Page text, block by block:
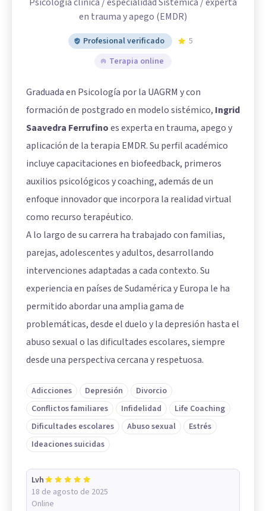
en trauma y apego (EMDR)
Profesional verificado
5
Terapia online
Graduada en Psicología por la UAGRM y con
formación de postgrado en modelo sistémico, Ingrid
Saavedra Ferrufinoes experta en trauma, apego y
aplicación de la terapia EMDR. Su perfil académico
incluye capacitaciones en biofeedback, primeros
auxilios psicológicos y coaching, además de un
enfoque innovador que incorpora la realidad virtual
como recurso terapéutico.
A lo largo de su carrera ha trabajado con familias,
parejas, adolescentes y adultos, desarrollando
intervenciones adaptadas a cada contexto. Su
experiencia en países de Sudamérica y Europa le ha
permitido abordar una amplia gama de
problemáticas, desde el duelo y la depresión hasta el
abuso sexual o las dificultades escolares, siempre
desde una perspectiva cercana y respetuosa.
Adicciones Depresión
Divorcio
Conflictos familiares
Infidelidad
Life Coaching
Dificultades escolares
Abuso sexual
Estrés
Ideaciones suicidas
Lvh
18 de agosto de 2025
Online